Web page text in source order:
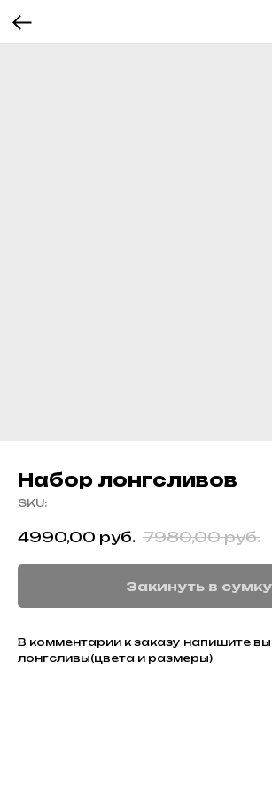
Набор лонгсливов
SKU:
4990,00 руб. 7980,00 руб.
Закинуть в сумку
В комментарии к заказу напишите
лонгсливы(цвета и размеры)